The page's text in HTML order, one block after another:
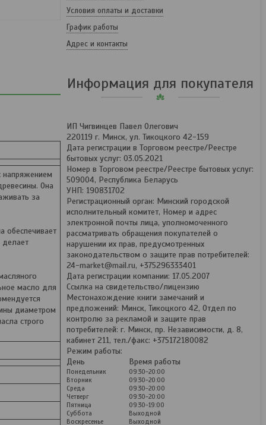
напряжением
Она
за
обеспечивает
делает
масло для
диаметром
строго
Условия оплаты и доставки
График работы
Адрес и контакты
Информация для покупателя
ИП Чигвинцев Павел Олегович
220119 г. Минск, ул. Тикоцкого 42-159
Дата регистрации в Торговом реестре/Реестре
бытовых услуг: 03.05.2021
Номер в Торговом реестре/Реестре бытовых услуг:
509004, Республика Беларусь
УНП: 190831702
Регистрационный орган: Минский городской
исполнительный комитет, Номер и адрес
электронной почты лица, уполномоченного
рассматривать обращения покупателей о
нарушении их прав, предусмотренных
законодательством о защите прав потребителей:
24-market@mail.ru, +375296333401
Дата регистрации компании: 17.05.2007
Ссылка на свидетельство/лицензию
Местонахождение книги замечаний и
предложений: Минск, Тикоцкого 42, Отдел по
контролю за рекламой и защите прав
потребителей: г. Минск, пр. Независимости, д. 8,
кабинет 211, тел./факс: +375172180082
Режим работы:
День
Время работы
Понедельник
09:30-20:00
Вторник
09:30-20:00
Среда
09:30-20:00
Четверг
09:30-20:00
Пятница
09:30-19:00
Суббота
Выходной
Воскресенье
Выходной